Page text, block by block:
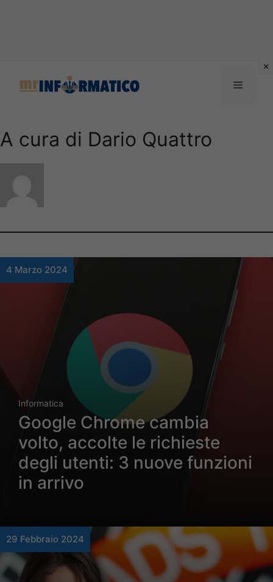
Menu
A cura di Dario Quattro
4 Marzo 2024
Informatica
Google Chrome cambia
volto, accolte le richieste
degli utenti: 3 nuove funzioni
in arrivo
29 Febbraio 2024